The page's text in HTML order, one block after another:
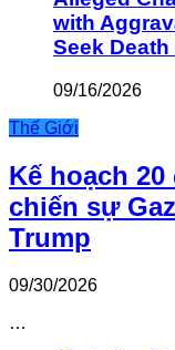
with
Seek
09/16/2026
Thế Giới
Kế hoạch
chiến sự
Trump
09/30/2026
…